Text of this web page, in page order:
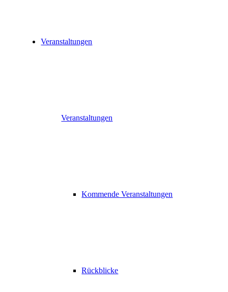
Veranstaltungen
Veranstaltungen
Kommende Veranstaltungen
Rückblicke